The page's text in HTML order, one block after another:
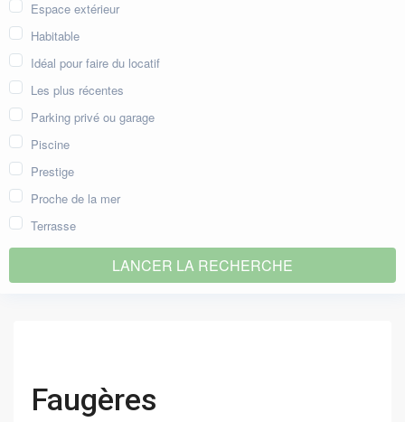
Espace extérieur
Habitable
Idéal pour faire du locatif
Les plus récentes
Parking privé ou garage
Piscine
Prestige
Proche de la mer
Terrasse
Faugères